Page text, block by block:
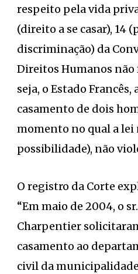
respeito pela vida
(direito a se casar), 14
discriminação) da
Direitos Humanos não
seja, o Estado
casamento de dois
momento no qual a lei
possibilidade), não
O registro da Corte
“Em maio de 2004, o
Charpentier
casamento ao
civil da municipalidade